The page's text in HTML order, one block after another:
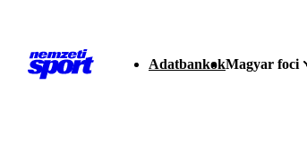
AdatbankokMagyar foci